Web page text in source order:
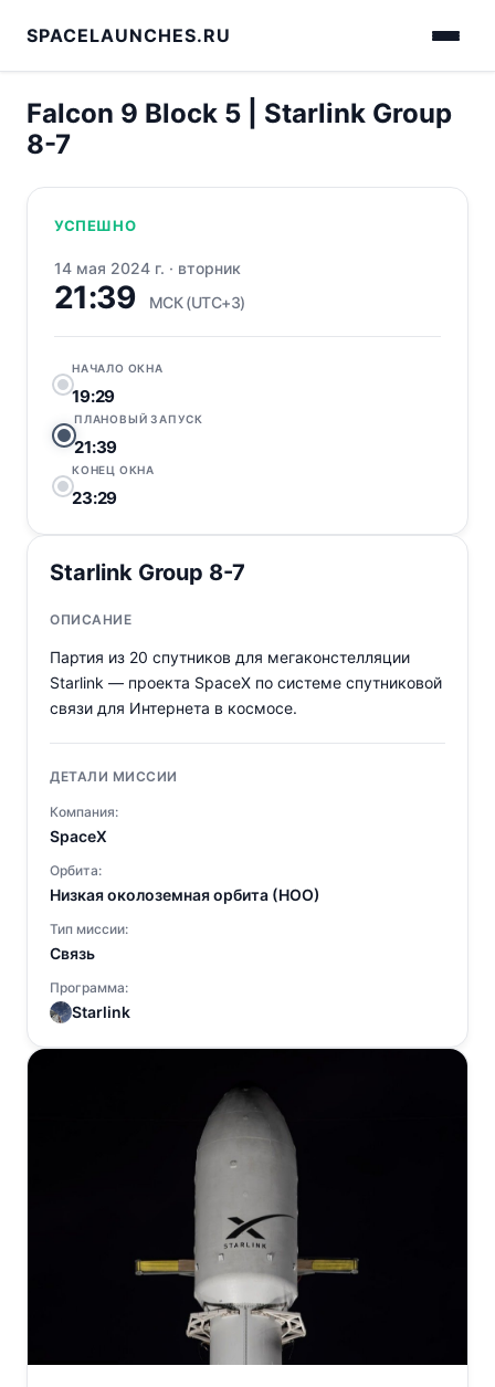
SPACELAUNCHES.RU
Falcon 9 Block 5 | Starlink Group
8-7
УСПЕШНО
14 мая 2024 г. · вторник
21:39 МСК (UTC+3)
НАЧАЛО ОКНА
19:29
ПЛАНОВЫЙ ЗАПУСК
21:39
КОНЕЦ ОКНА
23:29
Starlink Group 8-7
ОПИСАНИЕ
Партия из 20 спутников для мегаконстелляции
Starlink — проекта SpaceX по системе спутниковой
связи для Интернета в космосе.
ДЕТАЛИ МИССИИ
Компания:
SpaceX
Орбита:
Низкая околоземная орбита (НОО)
Тип миссии:
Связь
Программа:
Starlink